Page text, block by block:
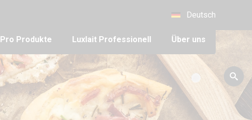
Deutsch
Pro Produkte Luxlait Pro­fes­si­o­nell Über uns